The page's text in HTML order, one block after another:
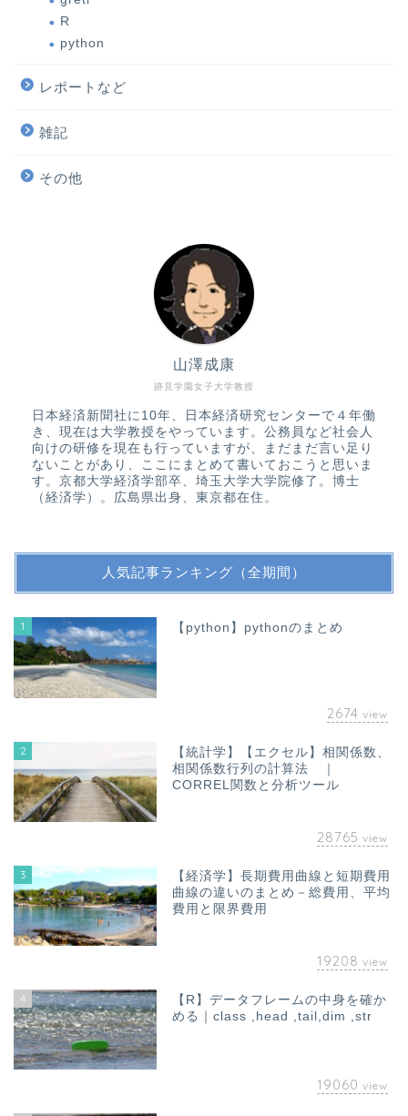
R
python
レポートなど
雑記
その他
跡見学園女子大学教授
山澤成康
日本経済新聞社に10年、日本経済研究センターで４年働
き、現在は大学教授をやっています。公務員など社会人
向けの研修を現在も行っていますが、まだまだ言い足り
ないことがあり、ここにまとめて書いておこうと思いま
す。京都大学経済学部卒、埼玉大学大学院修了。博士
（経済学）。広島県出身、東京都在住。
人気記事ランキング（全期間）
1 【python】pythonのまとめ
2674 view
2
【統計学】【エクセル】相関係数、
相関係数行列の計算法 ｜
CORREL関数と分析ツール
28765 view
3
【経済学】長期費用曲線と短期費用
曲線の違いのまとめ－総費用、平均
費用と限界費用
19208 view
4
【R】データフレームの中身を確か
める｜class ,head ,tail,dim ,str
19060 view